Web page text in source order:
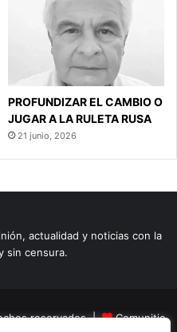
PROFUNDIZAR EL CAMBIO O
JUGAR A LA RULETA RUSA
21 junio, 2026
actualidad y noticias con la
sin censura.
reservados | Comunitic